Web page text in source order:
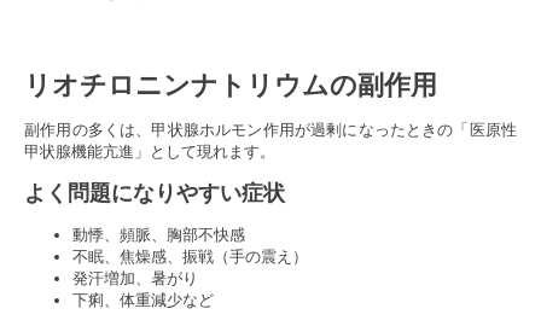
リオチロニンナトリウムの副作用
副作用の多くは、甲状腺ホルモン作用が過剰になったときの「医原性
甲状腺機能亢進」として現れます。
よく問題になりやすい症状
動悸、頻脈、胸部不快感
不眠、焦燥感、振戦（手の震え）
発汗増加、暑がり
下痢、体重減少など